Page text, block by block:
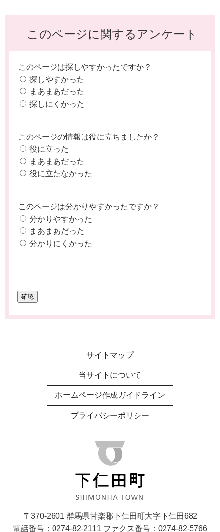
このページに関するアンケート
このページは探しやすかったですか？
探しやすかった
まあまあだった
探しにくかった
このページの情報は役に立ちましたか？
役に立った
まあまあだった
役に立たなかった
このページは分かりやすかったですか？
分かりやすかった
まあまあだった
分かりにくかった
サイトマップ
当サイトについて
ホームページ作成ガイドライン
プライバシーポリシー
〒370-2601 群馬県甘楽郡下仁田町大字下仁田682
電話番号：0274-82-2111 ファクス番号：0274-82-5766